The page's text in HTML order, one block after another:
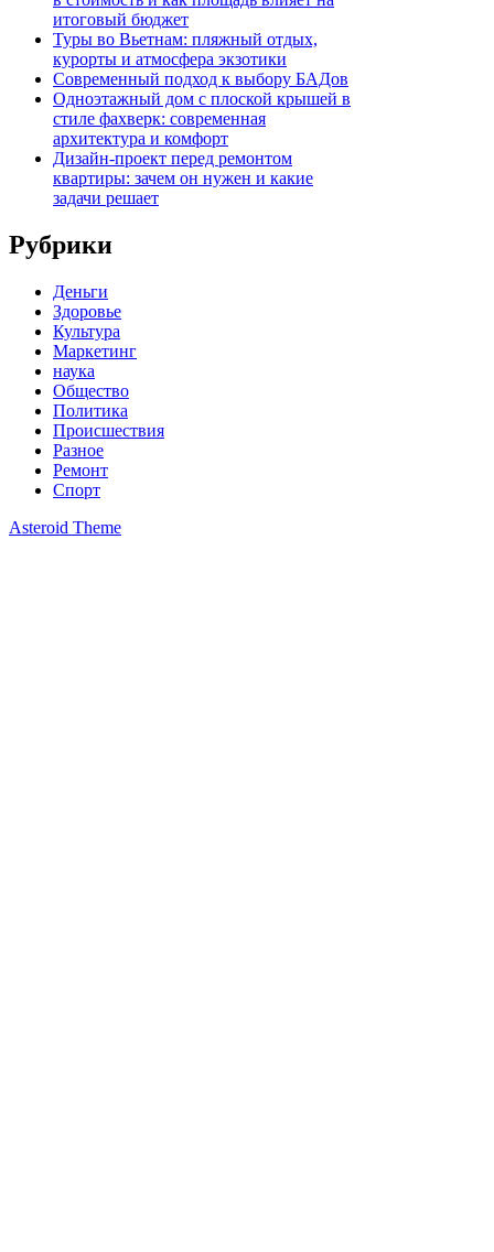
итоговый бюджет
Туры во Вьетнам: пляжный отдых,
курорты и атмосфера экзотики
Современный подход к выбору БАДов
Одноэтажный дом с плоской крышей в
стиле фахверк: современная
архитектура и комфорт
Дизайн-проект перед ремонтом
квартиры: зачем он нужен и какие
задачи решает
Рубрики
Деньги
Здоровье
Культура
Маркетинг
наука
Общество
Политика
Происшествия
Разное
Ремонт
Спорт
Asteroid Theme